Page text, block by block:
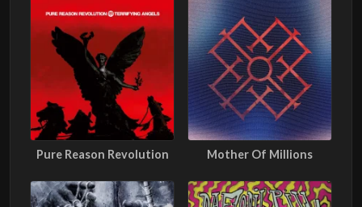
Pure Reason Revolution Mother Of Millions